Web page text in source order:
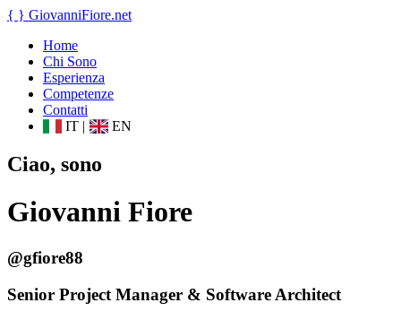
{ } GiovanniFiore.net
Home
Chi Sono
Esperienza
Competenze
Contatti
IT | EN
Ciao, sono
Giovanni Fiore
@gfiore88
Senior Project Manager & Software Architect